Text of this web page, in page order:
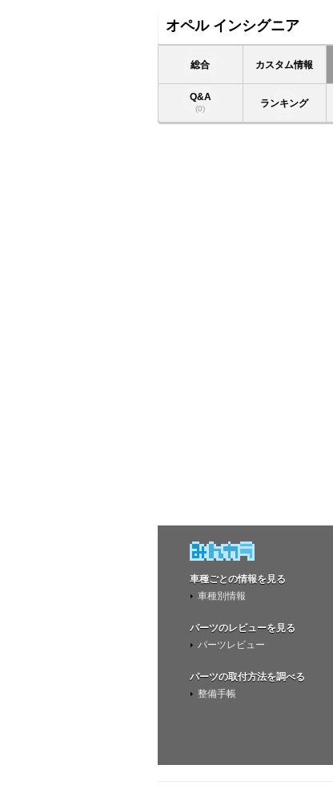
オペル インシグニア
総合 カスタム情報
Q&A
(0) ランキング
車種ごとの情報を見る
車種別情報
パーツのレビューを見る
パーツレビュー
パーツの取付方法を調べる
整備手帳